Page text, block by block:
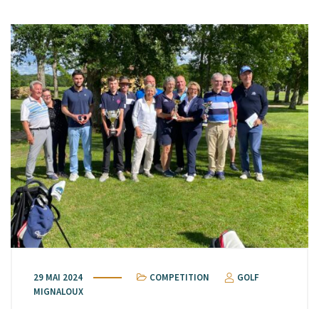
29 MAI 2024 COMPETITION
GOLF
MIGNALOUX